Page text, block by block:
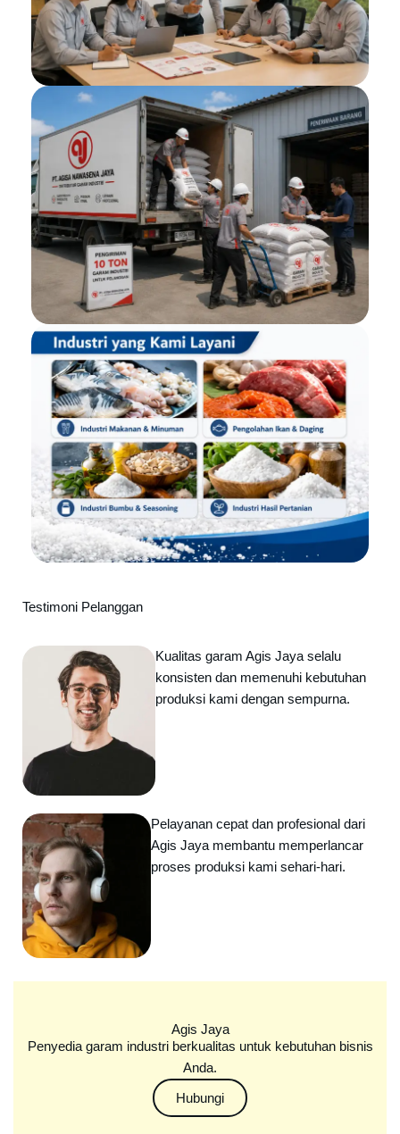
Testimoni Pelanggan
Kualitas garam Agis Jaya selalu
konsisten dan memenuhi kebutuhan
produksi kami dengan sempurna.
Pelayanan cepat dan profesional dari
Agis Jaya membantu memperlancar
proses produksi kami sehari-hari.
Agis Jaya
Penyedia garam industri berkualitas untuk kebutuhan bisnis
Anda.
Hubungi